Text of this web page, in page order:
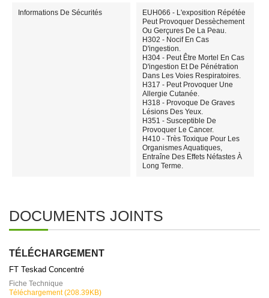
Informations De Sécurités
EUH066 - L'exposition Répétée
Peut Provoquer Dessèchement
Ou Gerçures De La Peau.
H302 - Nocif En Cas
D'ingestion.
H304 - Peut Être Mortel En Cas
D'ingestion Et De Pénétration
Dans Les Voies Respiratoires.
H317 - Peut Provoquer Une
Allergie Cutanée.
H318 - Provoque De Graves
Lésions Des Yeux.
H351 - Susceptible De
Provoquer Le Cancer.
H410 - Très Toxique Pour Les
Organismes Aquatiques,
Entraîne Des Effets Néfastes À
Long Terme.
DOCUMENTS JOINTS
TÉLÉCHARGEMENT
FT Teskad Concentré
Fiche Technique
Téléchargement (208.39KB)